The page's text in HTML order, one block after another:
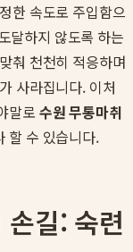
한 속도로 주입함으
달하지 않도록 하는
춰 천천히 적응하며
사라집니다. 이처
말로 수원 무통마취
할 수 있습니다.
길: 숙련